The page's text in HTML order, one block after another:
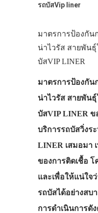
รถบัสVip liner
มาตรการป้องกัน
น่าไวรัส สายพัน
บัสVIP LINER
มาตรการป้องกัน
น่าไวรัส สายพัน
บัสVIP LINER
บริการรถบัสวิ่งร
LINER เสมอมา
ของการติดเชื้อ
และเพื่อให้แน่ใจ
รถบัสได้อย่างสบ
การดำเนินการดั